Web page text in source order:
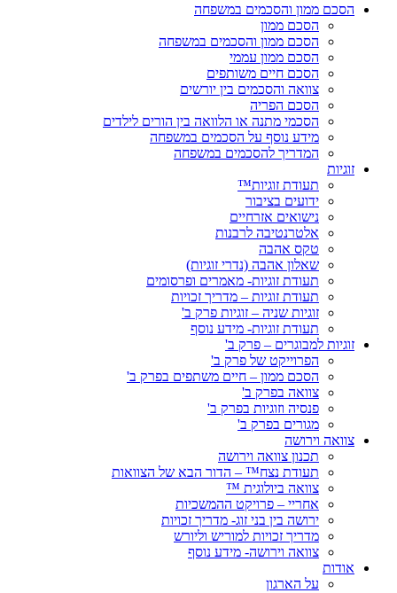
הסכם ממון והסכמים במשפחה
הסכם ממון
הסכם ממון והסכמים במשפחה
הסכם ממון עממי
הסכם חיים משותפים
צוואה והסכמים בין יורשים
הסכם הפריה
הסכמי מתנה או הלוואה בין הורים לילדים
מידע נוסף על הסכמים במשפחה
המדריך להסכמים במשפחה
זוגיות
תעודת זוגיות™
ידועים בציבור
נישואים אזרחיים
אלטרנטיבה לרבנות
טקס אהבה
שאלון אהבה (נדרי זוגיות)
תעודת זוגיות- מאמרים ופרסומים
תעודת זוגיות – מדריך זכויות
זוגיות שניה – זוגיות פרק ב'
תעודת זוגיות- מידע נוסף
זוגיות למבוגרים – פרק ב'
הפרוייקט של פרק ב'
הסכם ממון – חיים משתפים בפרק ב'
צוואה בפרק ב'
פנסיה וזוגיות בפרק ב'
מגורים בפרק ב'
צוואה וירושה
תכנון צוואה וירושה
תעודת נצח™ – הדור הבא של הצוואות
צוואה ביולוגית ™
אחריי – פרויקט ההמשכיות
ירושה בין בני זוג- מדריך זכויות
מדריך זכויות למוריש וליורש
צוואה וירושה- מידע נוסף
אודות
על הארגון